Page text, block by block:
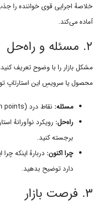
خلاصهٔ اجرایی قوی خواننده را
آماده می‌کند.
۲. مسئله و راه‌حل
مشکل بازار را با وضوح تعریف
محصول یا سرویسِ این استارتاپ
مسئله: نقاط درد (pain points) بازار و اهمیت آن‌ها را شرح بدهید.
راه‌حل: رویکرد نوآورانهٔ
برجسته کنید.
چرا اکنون: دربارهٔ اینکه
دارد توضیح بدهید.
۳. فرصت بازار